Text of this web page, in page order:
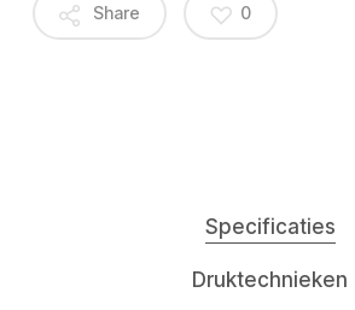
Share 0
Specificaties
Druktechnieken